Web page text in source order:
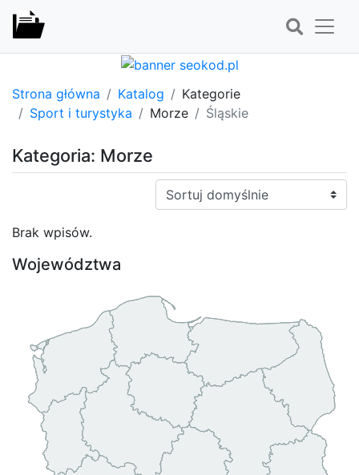
Strona główna Katalog
Kategorie
Sport i turystyka
Morze Śląskie
Kategoria: Morze
Sortuj:
Brak wpisów.
Województwa